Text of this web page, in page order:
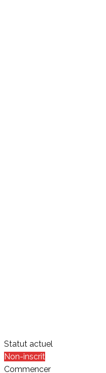
Statut actuel
Non-inscrit
Commencer